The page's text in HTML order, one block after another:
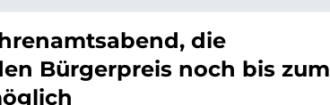
die
Bürgerpreis noch bis zum